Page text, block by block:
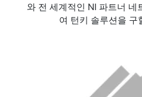
와 전 세계적인 NI 파트너 네
여 턴키 솔루션을 구